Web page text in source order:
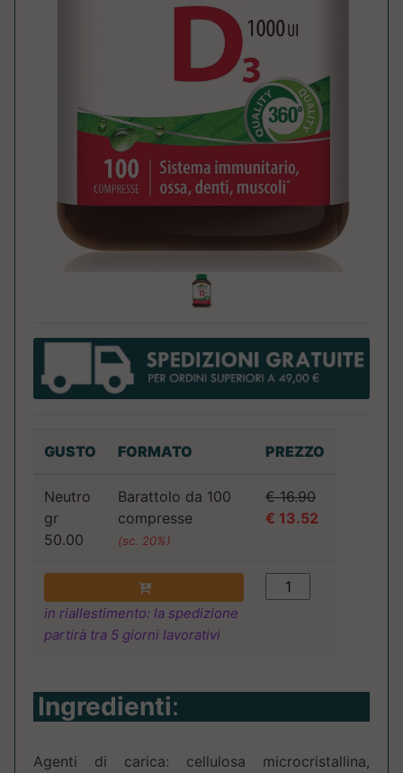
GUSTO FORMATO PREZZO
Neutro
gr
50.00
Barattolo da 100
compresse
(sc. 20%)
€ 16.90
€ 13.52
in riallestimento: la spedizione
partirà tra 5 giorni lavorativi
Ingredienti:
Agenti di carica: cellulosa microcristallina,